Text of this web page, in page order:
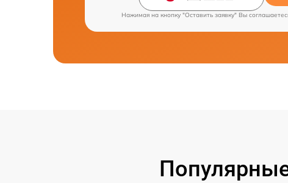
Нажимая на кнопку "Оставить заявку" Вы